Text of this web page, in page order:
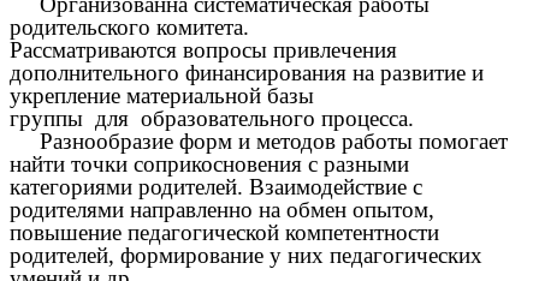
родительского комитета.
Рассматриваются вопросы привлечения
дополнительного финансирования на развитие и
укрепление материальной базы
группы для образовательного процесса.
Разнообразие форм и методов работы помогает
найти точки соприкосновения с разными
категориями родителей. Взаимодействие с
родителями направленно на обмен опытом,
повышение педагогической компетентности
родителей, формирование у них педагогических